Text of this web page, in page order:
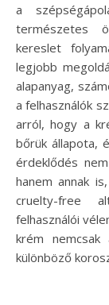
a
természetes
kereslet
legjobb
alapanyag,
a felhasználók
arról, hogy a
bőrük állapota,
érdeklődés
hanem annak
cruelty-free
felhasználói
krém
különböző